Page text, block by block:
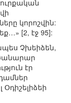
կորոշվին:
[2, էջ 95]:
Չխեիձեն,
էր